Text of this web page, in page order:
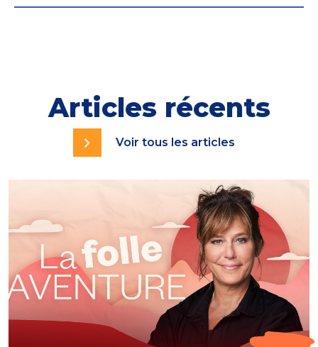
Articles récents
Voir tous les articles